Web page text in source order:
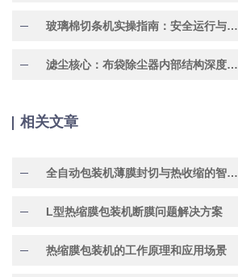
玻璃棉切条机实操指南：安全运行与维保要点
滤尘核心：布袋除尘器内部结构深度解析
相关文章
全自动包装机薄膜封切与热收缩的智能革命
L型热缩膜包装机断膜问题解决方案
热缩膜包装机的工作原理和应用场景